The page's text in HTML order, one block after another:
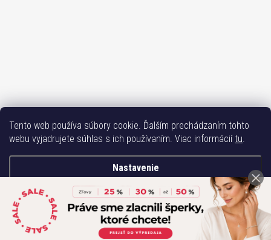
Tento web používa súbory cookie. Ďalším prechádzaním tohto
webu vyjadrujete súhlas s ich používaním. Viac informáciítu.
Nastavenie
Súhlasím
Sledovať na Instagrame
Bižuterie TOP Vše k mobilu Mobil příslušenství
Bižutéria Yvon
Issa-Garden
Copyright 2017-2026Bižutéria TOP. Všetky práva vyhradené.